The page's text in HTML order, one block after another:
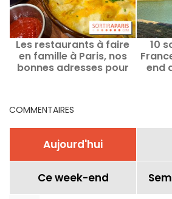
Les restaurants à faire
en famille à Paris, nos
bonnes adresses pour
10
end
COMMENTAIRES
Aujourd'hui
Ce week-end